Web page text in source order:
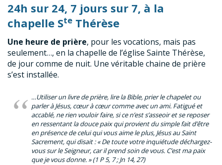
24h sur 24, 7 jours sur 7, à la
chapelle Ste Thérèse
Une heure de prière, pour les vocations, mais pas
seulement…, en la chapelle de l’église Sainte Thérèse,
de jour comme de nuit. Une véritable chaine de prière
s’est installée.
…Utiliser un livre de prière, lire la Bible, prier le chapelet ou
parler à Jésus, cœur à cœur comme avec un ami. Fatigué et
accablé, ne rien vouloir faire, si ce n’est s’asseoir et se reposer
en ressentant la douce paix qui provient du simple fait d’être
en présence de celui qui vous aime le plus, Jésus au Saint
Sacrement, qui disait : «De toute votre inquiétude déchargez-
vous sur le Seigneur, car il prend soin de vous. C’est ma paix
que je vous donne. » (1 P 5, 7 ; Jn 14, 27)